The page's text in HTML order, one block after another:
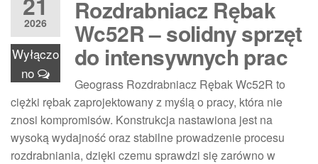
2026
Wyłączo
no
Rozdrabniacz Rębak
Wc52R – solidny sprzęt
do intensywnych prac
Geograss Rozdrabniacz Rębak Wc52R to
ciężki rębak zaprojektowany z myślą o pracy, która nie
znosi kompromisów. Konstrukcja nastawiona jest na
wysoką wydajność oraz stabilne prowadzenie procesu
rozdrabniania, dzięki czemu sprawdzi się zarówno w